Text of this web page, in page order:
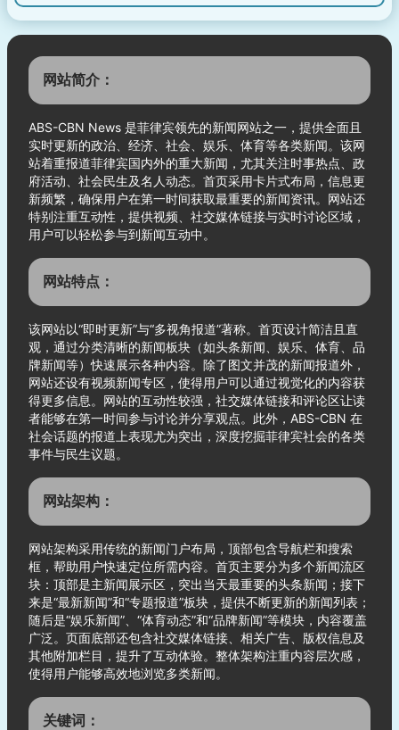
网站简介：
ABS-CBN News 是菲律宾领先的新闻网站之一，提供全面且
实时更新的政治、经济、社会、娱乐、体育等各类新闻。该网
站着重报道菲律宾国内外的重大新闻，尤其关注时事热点、政
府活动、社会民生及名人动态。首页采用卡片式布局，信息更
新频繁，确保用户在第一时间获取最重要的新闻资讯。网站还
特别注重互动性，提供视频、社交媒体链接与实时讨论区域，
用户可以轻松参与到新闻互动中。
网站特点：
该网站以“即时更新”与“多视角报道”著称。首页设计简洁且直
观，通过分类清晰的新闻板块（如头条新闻、娱乐、体育、品
牌新闻等）快速展示各种内容。除了图文并茂的新闻报道外，
网站还设有视频新闻专区，使得用户可以通过视觉化的内容获
得更多信息。网站的互动性较强，社交媒体链接和评论区让读
者能够在第一时间参与讨论并分享观点。此外，ABS-CBN 在
社会话题的报道上表现尤为突出，深度挖掘菲律宾社会的各类
事件与民生议题。
网站架构：
网站架构采用传统的新闻门户布局，顶部包含导航栏和搜索
框，帮助用户快速定位所需内容。首页主要分为多个新闻流区
块：顶部是主新闻展示区，突出当天最重要的头条新闻；接下
来是“最新新闻”和“专题报道”板块，提供不断更新的新闻列表；
随后是“娱乐新闻”、“体育动态”和“品牌新闻”等模块，内容覆盖
广泛。页面底部还包含社交媒体链接、相关广告、版权信息及
其他附加栏目，提升了互动体验。整体架构注重内容层次感，
使得用户能够高效地浏览多类新闻。
关键词：